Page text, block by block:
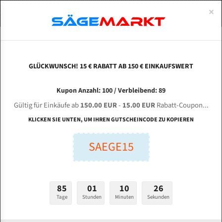
DOALL C-6260 NC für 6560 mm Bi-Metall
Bandsägeblätter
Länge (mm):
Stärken + Zahnteilung:
mm
ABOUTS
ENGLISH
Bi-Metall Meterware
Fleischerei Bandsägeblätter
Bandmesser Glatt Meterware
Konvex Meterware
×
GLÜCKWUNSCH! 15 € RABATT AB 150 € EINKAUFSWERT
Kupon Anzahl: 100 / Verbleibend: 89
Gültig für Einkäufe ab150.00 EUR- 15.00 EURRabatt-Coupon...
KLICKEN SIE UNTEN, UM IHREN GUTSCHEINCODE ZU KOPIEREN
SAEGE15
85
Tage
01
Stunden
10
Minuten
25
Sekunden